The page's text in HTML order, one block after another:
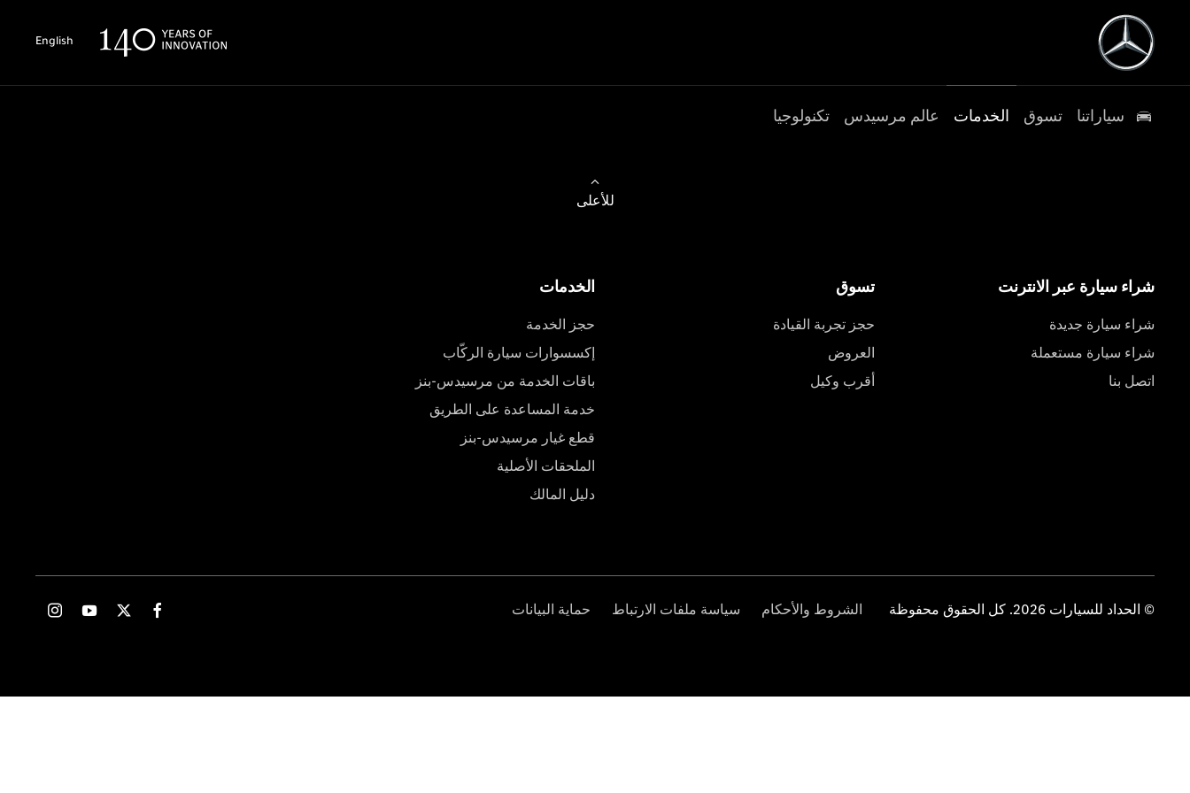
English
سياراتنا تسوق الخدمات عالم مرسيدس تكنولوجيا
للأعلى
شراء سيارة عبر الانترنت
شراء سيارة جديدة
شراء سيارة مستعملة
اتصل بنا
تسوق
حجز تجربة القيادة
العروض
أقرب وكيل
الخدمات
حجز الخدمة
إكسسوارات سيارة الركّاب
باقات الخدمة من مرسيدس-بنز
خدمة المساعدة على الطريق
قطع غيار مرسيدس-بنز
الملحقات الأصلية
دليل المالك
© الحداد للسيارات 2026. كل الحقوق محفوظة الشروط والأحكام سياسة ملفات الارتباط حماية البيانات